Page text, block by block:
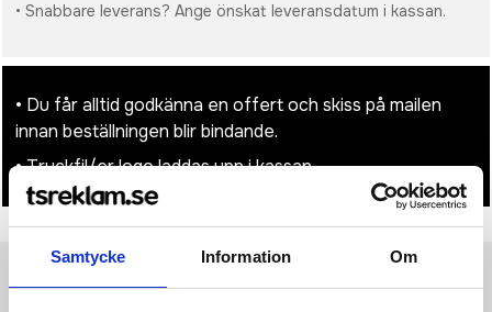
Samtycke Information Om
• Snabbare leverans? Ange önskat leveransdatum i kassan.
• Du får alltid godkänna en offert och skiss på mailen
innan beställningen blir bindande.
• Tryckfil/er logo laddas upp i kassan.